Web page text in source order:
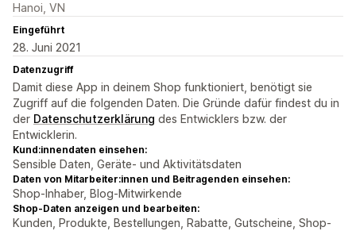
Hanoi, VN
Eingeführt
28. Juni 2021
Datenzugriff
Damit diese App in deinem Shop funktioniert, benötigt sie
Zugriff auf die folgenden Daten. Die Gründe dafür findest du in
der Datenschutzerklärung des Entwicklers bzw. der
Entwicklerin.
Kund:innendaten einsehen:
Sensible Daten, Geräte- und Aktivitätsdaten
Daten von Mitarbeiter:innen und Beitragenden einsehen:
Shop-Inhaber, Blog-Mitwirkende
Shop-Daten anzeigen und bearbeiten:
Kunden, Produkte, Bestellungen, Rabatte, Gutscheine, Shop-